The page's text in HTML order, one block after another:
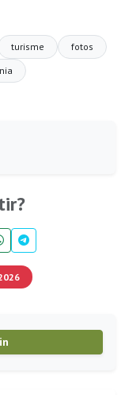
turisme
fotos